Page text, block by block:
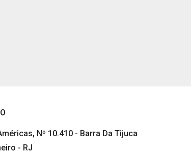
Nº 10.410 - Barra Da Tijuca
- RJ